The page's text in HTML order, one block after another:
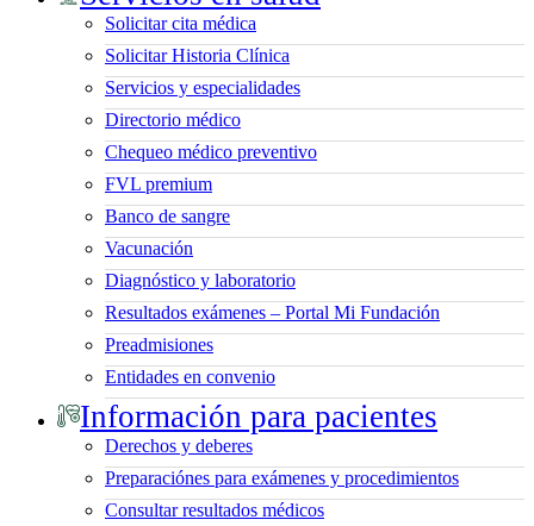
Solicitar cita médica
Solicitar Historia Clínica
Servicios y especialidades
Directorio médico
Chequeo médico preventivo
FVL premium
Banco de sangre
Vacunación
Diagnóstico y laboratorio
Resultados exámenes – Portal Mi Fundación
Preadmisiones
Entidades en convenio
Información para pacientes
Derechos y deberes
Preparaciónes para exámenes y procedimientos
Consultar resultados médicos